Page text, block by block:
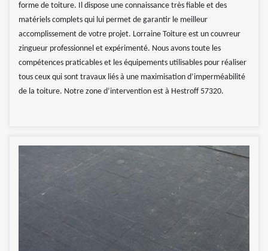
forme de toiture. Il dispose une connaissance très fiable et des
matériels complets qui lui permet de garantir le meilleur
accomplissement de votre projet. Lorraine Toiture est un couvreur
zingueur professionnel et expérimenté. Nous avons toute les
compétences praticables et les équipements utilisables pour réaliser
tous ceux qui sont travaux liés à une maximisation d’imperméabilité
de la toiture. Notre zone d’intervention est à Hestroff 57320.